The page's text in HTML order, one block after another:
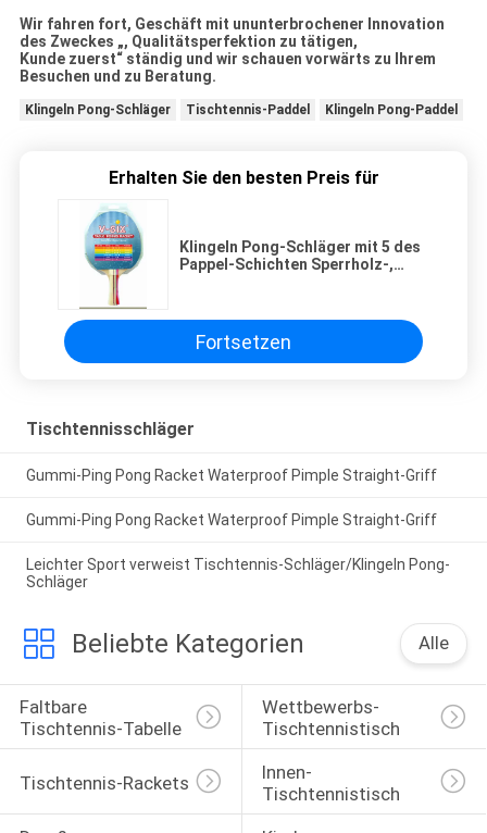
Wir fahren fort, Geschäft mit ununterbrochener Innovation
des Zweckes „, Qualitätsperfektion zu tätigen,
Kunde zuerst“ ständig und wir schauen vorwärts zu Ihrem
Besuchen und zu Beratung.
Klingeln Pong-Schläger Tischtennis-Paddel Klingeln Pong-Paddel
Erhalten Sie den besten Preis für
Klingeln Pong-Schläger mit 5 des
Pappel-Schichten Sperrholz-,
Fortsetzen
Tischtennisschläger
Gummi-Ping Pong Racket Waterproof Pimple Straight-Griff
Gummi-Ping Pong Racket Waterproof Pimple Straight-Griff
Leichter Sport verweist Tischtennis-Schläger/Klingeln Pong-
Schläger
Beliebte Kategorien Alle
Faltbare
Tischtennis-Tabelle
Wettbewerbs-
Tischtennistisch
Tischtennis-Rackets
Innen-
Tischtennistisch